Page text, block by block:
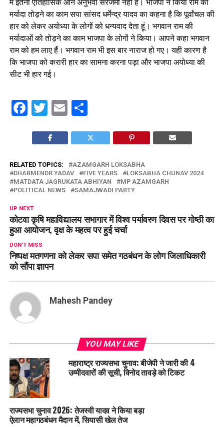
मर्यादा तोड़ने का काम सपा सांसद धर्मेन्द्र यादव का कहना है कि पूर्वांचल की
हार को लेकर अयोध्या के लोगों को धन्यवाद देता हूं। भगवान राम की
मर्यादाओं को तोड़ने का काम भाजपा के लोगों ने किया। आपने कहा भगवान
राम को हम लाए हैं। भगवान राम भी इस बार नाराज हो गए। यही कारण है
कि भाजपा को करारी हार का सामना करना पड़ा और भाजपा अयोध्या की
सीट भी हार गई।
Facebook
Twitter
EmailShare
RELATED TOPICS:
AZAMGARH LOKSABHA
DHARMENDR YADAV
FIVE YEARS
LOKSABHA CHUNAV 2024
MATDATA JAGRUKATA ABHIYAN
MP AZAMGARH
POLITICAL NEWS
SAMAJWADI PARTY
UP NEXT
कोटवा कृषि महाविद्यालय सभागार में विश्व पर्यावरण दिवस पर गोष्ठी का
हुआ आयोजन, वृक्ष के महत्व पर हुई चर्चा
DON'T MISS
निष्पक्ष मतगणना को लेकर सपा समेत गठबंधन के लोग जिलाधिकारी
को सौंपा ज्ञापन
Mahesh Pandey
YOU MAY LIKE
महाराष्ट्र राज्यसभा चुनाव: बीजेपी ने जारी की 4
उम्मीदवारों की सूची, विनोद तावड़े को टिकट
राज्यसभा चुनाव 2026: तेजस्वी यादव ने किया बड़ा
ऐलान महागठबंधन मैदान में, सियासी खेल तेज